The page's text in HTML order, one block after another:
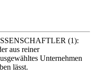
(1):
aus reiner
Unternehmen
lässt.